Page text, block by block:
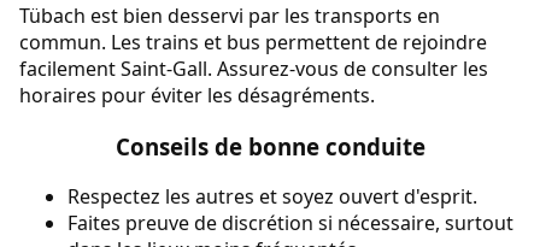
Tübach est bien desservi par les transports en
commun. Les trains et bus permettent de rejoindre
facilement Saint-Gall. Assurez-vous de consulter les
horaires pour éviter les désagréments.
Conseils de bonne conduite
Respectez les autres et soyez ouvert d'esprit.
Faites preuve de discrétion si nécessaire, surtout